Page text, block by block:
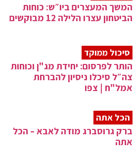
המשך המעצרים ביו״ש: כוחות
הביטחון עצרו הלילה 12 מבוקשים
סיכול ממוקד
הותר לפרסום: יחידת מג"ן וכוחות
צה״ל סיכלו ניסיון להברחת
אמל"ח | צפו
הכל אתה
ברק גרוסברג מודה לאבא – הכל
אתה